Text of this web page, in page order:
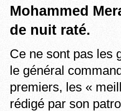
Mohammed
de nuit raté.
Ce ne sont pas les
le général
premiers, les «
rédigé par son